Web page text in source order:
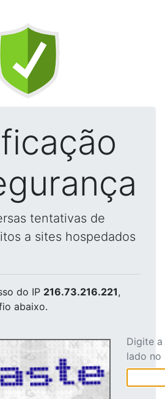
tentativas de
a sites hospedados
do IP 216.73.216.221,
abaixo.
Digite
lado no